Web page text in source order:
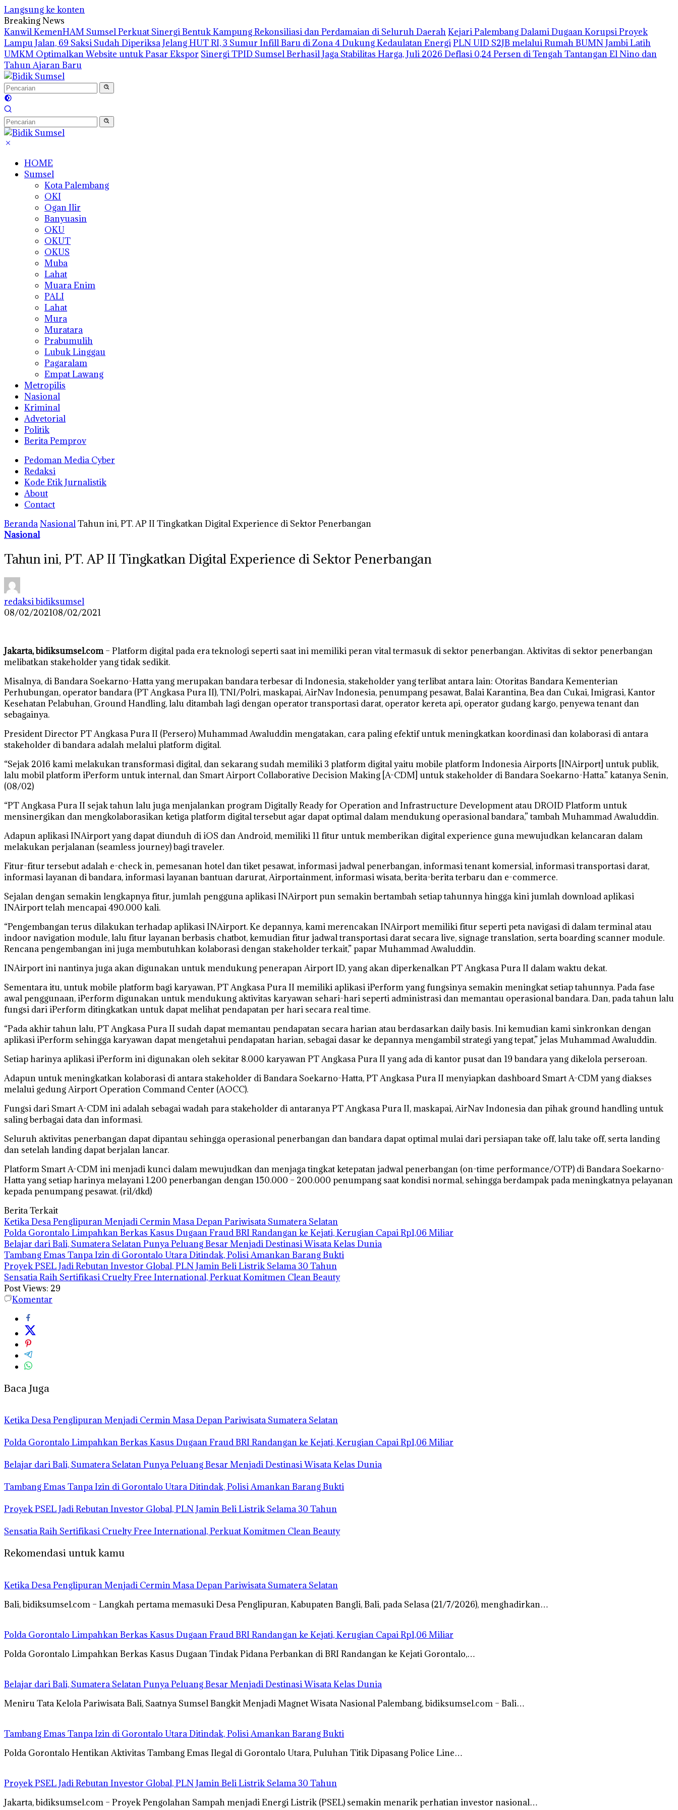
Langsung ke konten
Breaking News
Kanwil KemenHAM Sumsel Perkuat Sinergi Bentuk Kampung Rekonsiliasi dan Perdamaian di Seluruh DaerahKejari Palembang Dalami Dugaan Korupsi Proyek
Lampu Jalan, 69 Saksi Sudah DiperiksaJelang HUT RI, 3 Sumur Infill Baru di Zona 4 Dukung Kedaulatan EnergiPLN UID S2JB melalui Rumah BUMN Jambi Latih
UMKM Optimalkan Website untuk Pasar Ekspor Sinergi TPID Sumsel Berhasil Jaga Stabilitas Harga, Juli 2026 Deflasi 0,24 Persen di Tengah Tantangan El Nino dan
Tahun Ajaran Baru
HOME
Sumsel
Kota Palembang
OKI
Ogan Ilir
Banyuasin
OKU
OKUT
OKUS
Muba
Lahat
Muara Enim
PALI
Lahat
Mura
Muratara
Prabumulih
Lubuk Linggau
Pagaralam
Empat Lawang
Metropilis
Nasional
Kriminal
Advetorial
Politik
Berita Pemprov
Pedoman Media Cyber
Redaksi
Kode Etik Jurnalistik
About
Contact
BerandaNasionalTahun ini, PT. AP II Tingkatkan Digital Experience di Sektor Penerbangan
Nasional
Tahun ini, PT. AP II Tingkatkan Digital Experience di Sektor Penerbangan
redaksi bidiksumsel
08/02/202108/02/2021
Jakarta, bidiksumsel.com– Platform digital pada era teknologi seperti saat ini memiliki peran vital termasuk di sektor penerbangan. Aktivitas di sektor penerbangan
melibatkan stakeholder yang tidak sedikit.
Misalnya, di Bandara Soekarno-Hatta yang merupakan bandara terbesar di Indonesia, stakeholder yang terlibat antara lain: Otoritas Bandara Kementerian
Perhubungan, operator bandara (PT Angkasa Pura II), TNI/Polri, maskapai, AirNav Indonesia, penumpang pesawat, Balai Karantina, Bea dan Cukai, Imigrasi, Kantor
Kesehatan Pelabuhan, Ground Handling, lalu ditambah lagi dengan operator transportasi darat, operator kereta api, operator gudang kargo, penyewa tenant dan
sebagainya.
President Director PT Angkasa Pura II (Persero) Muhammad Awaluddin mengatakan, cara paling efektif untuk meningkatkan koordinasi dan kolaborasi di antara
stakeholder di bandara adalah melalui platform digital.
“Sejak 2016 kami melakukan transformasi digital, dan sekarang sudah memiliki 3 platform digital yaitu mobile platform Indonesia Airports [INAirport] untuk publik,
lalu mobil platform iPerform untuk internal, dan Smart Airport Collaborative Decision Making [A-CDM] untuk stakeholder di Bandara Soekarno-Hatta.” katanya Senin,
(08/02)
“PT Angkasa Pura II sejak tahun lalu juga menjalankan program Digitally Ready for Operation and Infrastructure Development atau DROID Platform untuk
mensinergikan dan mengkolaborasikan ketiga platform digital tersebut agar dapat optimal dalam mendukung operasional bandara,” tambah Muhammad Awaluddin.
Adapun aplikasi INAirport yang dapat diunduh di iOS dan Android, memiliki 11 fitur untuk memberikan digital experience guna mewujudkan kelancaran dalam
melakukan perjalanan (seamless journey) bagi traveler.
Fitur-fitur tersebut adalah e-check in, pemesanan hotel dan tiket pesawat, informasi jadwal penerbangan, informasi tenant komersial, informasi transportasi darat,
informasi layanan di bandara, informasi layanan bantuan darurat, Airportainment, informasi wisata, berita-berita terbaru dan e-commerce.
Sejalan dengan semakin lengkapnya fitur, jumlah pengguna aplikasi INAirport pun semakin bertambah setiap tahunnya hingga kini jumlah download aplikasi
INAirport telah mencapai 490.000 kali.
“Pengembangan terus dilakukan terhadap aplikasi INAirport. Ke depannya, kami merencakan INAirport memiliki fitur seperti peta navigasi di dalam terminal atau
indoor navigation module, lalu fitur layanan berbasis chatbot, kemudian fitur jadwal transportasi darat secara live, signage translation, serta boarding scanner module.
Rencana pengembangan ini juga membutuhkan kolaborasi dengan stakeholder terkait,” papar Muhammad Awaluddin.
INAirport ini nantinya juga akan digunakan untuk mendukung penerapan Airport ID, yang akan diperkenalkan PT Angkasa Pura II dalam waktu dekat.
Sementara itu, untuk mobile platform bagi karyawan, PT Angkasa Pura II memiliki aplikasi iPerform yang fungsinya semakin meningkat setiap tahunnya. Pada fase
awal penggunaan, iPerform digunakan untuk mendukung aktivitas karyawan sehari-hari seperti administrasi dan memantau operasional bandara. Dan, pada tahun lalu
fungsi dari iPerform ditingkatkan untuk dapat melihat pendapatan per hari secara real time.
“Pada akhir tahun lalu, PT Angkasa Pura II sudah dapat memantau pendapatan secara harian atau berdasarkan daily basis. Ini kemudian kami sinkronkan dengan
aplikasi iPerform sehingga karyawan dapat mengetahui pendapatan harian, sebagai dasar ke depannya mengambil strategi yang tepat,” jelas Muhammad Awaluddin.
Setiap harinya aplikasi iPerform ini digunakan oleh sekitar 8.000 karyawan PT Angkasa Pura II yang ada di kantor pusat dan 19 bandara yang dikelola perseroan.
Adapun untuk meningkatkan kolaborasi di antara stakeholder di Bandara Soekarno-Hatta, PT Angkasa Pura II menyiapkan dashboard Smart A-CDM yang diakses
melalui gedung Airport Operation Command Center (AOCC).
Fungsi dari Smart A-CDM ini adalah sebagai wadah para stakeholder di antaranya PT Angkasa Pura II, maskapai, AirNav Indonesia dan pihak ground handling untuk
saling berbagai data dan informasi.
Seluruh aktivitas penerbangan dapat dipantau sehingga operasional penerbangan dan bandara dapat optimal mulai dari persiapan take off, lalu take off, serta landing
dan setelah landing dapat berjalan lancar.
Platform Smart A-CDM ini menjadi kunci dalam mewujudkan dan menjaga tingkat ketepatan jadwal penerbangan (on-time performance/OTP) di Bandara Soekarno-
Hatta yang setiap harinya melayani 1.200 penerbangan dengan 150.000 – 200.000 penumpang saat kondisi normal, sehingga berdampak pada meningkatnya pelayanan
kepada penumpang pesawat. (ril/dkd)
Berita Terkait
Ketika Desa Penglipuran Menjadi Cermin Masa Depan Pariwisata Sumatera Selatan
Polda Gorontalo Limpahkan Berkas Kasus Dugaan Fraud BRI Randangan ke Kejati, Kerugian Capai Rp1,06 Miliar
Belajar dari Bali, Sumatera Selatan Punya Peluang Besar Menjadi Destinasi Wisata Kelas Dunia
Tambang Emas Tanpa Izin di Gorontalo Utara Ditindak, Polisi Amankan Barang Bukti
Proyek PSEL Jadi Rebutan Investor Global, PLN Jamin Beli Listrik Selama 30 Tahun
Sensatia Raih Sertifikasi Cruelty Free International, Perkuat Komitmen Clean Beauty
Post Views: 29
Komentar
Baca Juga
Ketika Desa Penglipuran Menjadi Cermin Masa Depan Pariwisata Sumatera Selatan
Polda Gorontalo Limpahkan Berkas Kasus Dugaan Fraud BRI Randangan ke Kejati, Kerugian Capai Rp1,06 Miliar
Belajar dari Bali, Sumatera Selatan Punya Peluang Besar Menjadi Destinasi Wisata Kelas Dunia
Tambang Emas Tanpa Izin di Gorontalo Utara Ditindak, Polisi Amankan Barang Bukti
Proyek PSEL Jadi Rebutan Investor Global, PLN Jamin Beli Listrik Selama 30 Tahun
Sensatia Raih Sertifikasi Cruelty Free International, Perkuat Komitmen Clean Beauty
Rekomendasi untuk kamu
Ketika Desa Penglipuran Menjadi Cermin Masa Depan Pariwisata Sumatera Selatan
Bali, bidiksumsel.com – Langkah pertama memasuki Desa Penglipuran, Kabupaten Bangli, Bali, pada Selasa (21/7/2026), menghadirkan…
Polda Gorontalo Limpahkan Berkas Kasus Dugaan Fraud BRI Randangan ke Kejati, Kerugian Capai Rp1,06 Miliar
Polda Gorontalo Limpahkan Berkas Kasus Dugaan Tindak Pidana Perbankan di BRI Randangan ke Kejati Gorontalo,…
Belajar dari Bali, Sumatera Selatan Punya Peluang Besar Menjadi Destinasi Wisata Kelas Dunia
Meniru Tata Kelola Pariwisata Bali, Saatnya Sumsel Bangkit Menjadi Magnet Wisata Nasional Palembang, bidiksumsel.com – Bali…
Tambang Emas Tanpa Izin di Gorontalo Utara Ditindak, Polisi Amankan Barang Bukti
Polda Gorontalo Hentikan Aktivitas Tambang Emas Ilegal di Gorontalo Utara, Puluhan Titik Dipasang Police Line…
Proyek PSEL Jadi Rebutan Investor Global, PLN Jamin Beli Listrik Selama 30 Tahun
Jakarta, bidiksumsel.com – Proyek Pengolahan Sampah menjadi Energi Listrik (PSEL) semakin menarik perhatian investor nasional…